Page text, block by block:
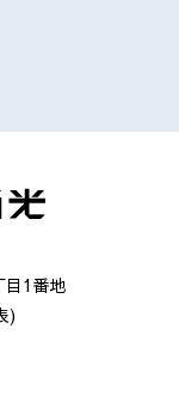
1番地
)